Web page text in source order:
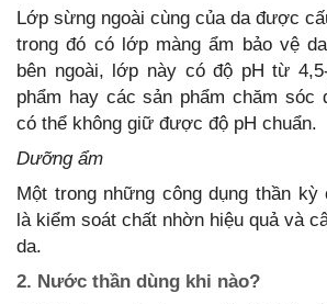
Lớp sừng ngoài cùng của da được
trong đó có lớp màng ẩm bảo vệ
bên ngoài, lớp này có độ pH từ
phẩm hay các sản phẩm chăm sóc
có thể không giữ được độ pH chuẩn.
Dưỡng ẩm
Một trong những công dụng thần
là kiểm soát chất nhờn hiệu quả và
da.
2. Nước thần dùng khi nào?